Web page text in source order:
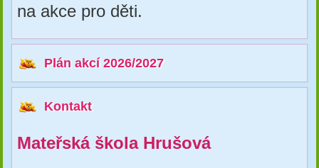
na akce pro děti.
Plán akcí 2026/2027
Kontakt
Mateřská škola Hrušová